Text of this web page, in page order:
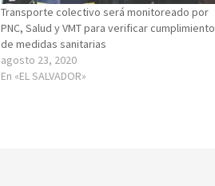
Transporte colectivo será monitoreado por
PNC, Salud y VMT para verificar cumplimiento
de medidas sanitarias
agosto 23, 2020
En «EL SALVADOR»